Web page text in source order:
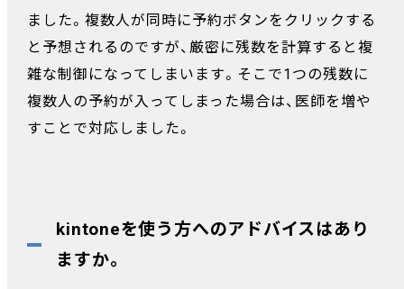
ました。複数人が同時に予約ボタンをクリックする
と予想されるのですが、厳密に残数を計算すると複
雑な制御になってしまいます。そこで1つの残数に
複数人の予約が入ってしまった場合は、医師を増や
すことで対応しました。
kintoneを使う方へのアドバイスはあり
ますか。